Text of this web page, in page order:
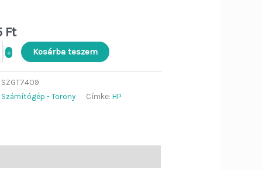
Ft
+ Kosárba teszem
SZGT7409
Számítógép - Torony Címke:HP